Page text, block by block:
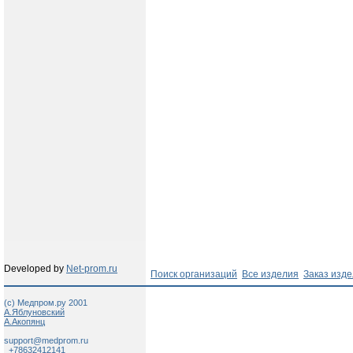
Developed by Net-prom.ru Поиск организаций Все изделия Заказ
(c) Медпром.ру 2001
А.Яблуновский
А.Акопянц
support@medprom.ru
+78632412141